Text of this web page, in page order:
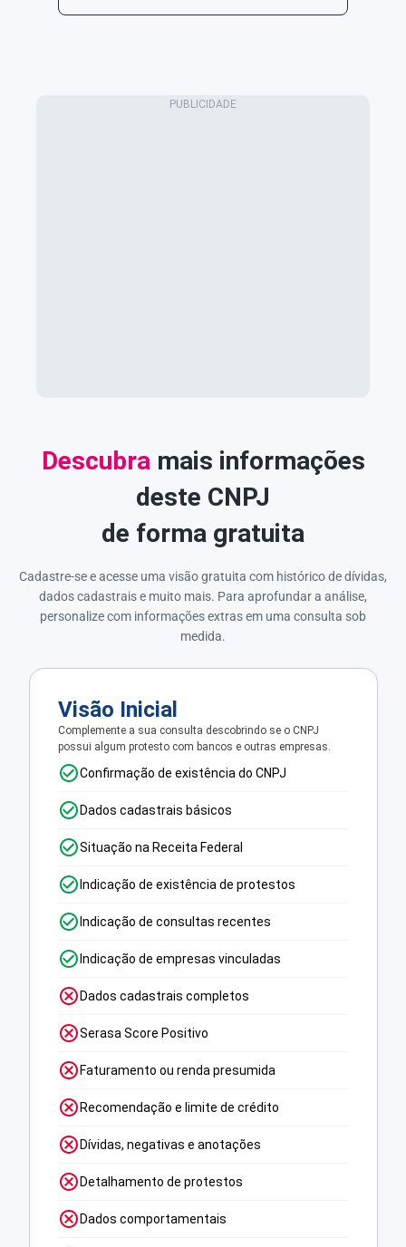
Descubra mais informações
deste CNPJ
de forma gratuita
Cadastre-se e acesse uma visão gratuita com histórico de dívidas,
dados cadastrais e muito mais. Para aprofundar a análise,
personalize com informações extras em uma consulta sob
medida.
Visão Inicial
Complemente a sua consulta descobrindo se o CNPJ
possui algum protesto com bancos e outras empresas.
Confirmação de existência do CNPJ
Dados cadastrais básicos
Situação na Receita Federal
Indicação de existência de protestos
Indicação de consultas recentes
Indicação de empresas vinculadas
Dados cadastrais completos
Serasa Score Positivo
Faturamento ou renda presumida
Recomendação e limite de crédito
Dívidas, negativas e anotações
Detalhamento de protestos
Dados comportamentais